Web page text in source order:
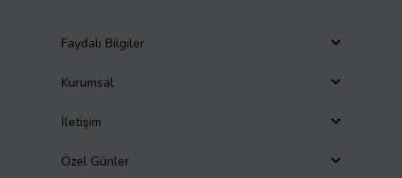
Faydalı Bilgiler
Kurumsal
İletişim
Özel Günler